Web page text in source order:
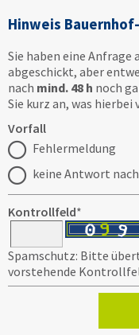
Hinweis
Sie haben eine Anfrage
abgeschickt, aber
nach mind. 48 h noch
Sie kurz an, was hierbei
Vorfall
Fehlermeldung
keine Antwort
Kontrollfeld*
Spamschutz: Bitte
vorstehende